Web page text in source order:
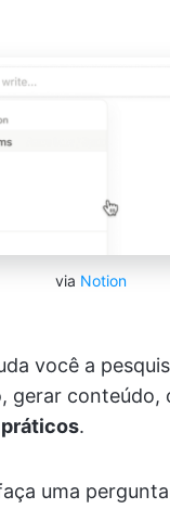
via Notion
você a
gerar conteúdo,
.
uma